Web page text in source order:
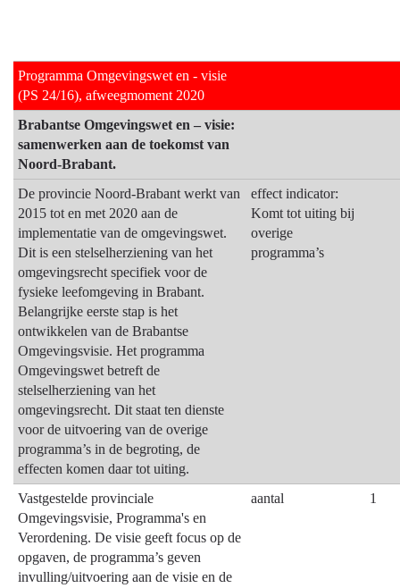
Programma Omgevingswet en - visie
(PS 24/16), afweegmoment 2020
Brabantse Omgevingswet en – visie:
samenwerken aan de toekomst van
Noord-Brabant.
De provincie Noord-Brabant werkt van
2015 tot en met 2020 aan de
implementatie van de omgevingswet.
Dit is een stelselherziening van het
omgevingsrecht specifiek voor de
fysieke leefomgeving in Brabant.
Belangrijke eerste stap is het
ontwikkelen van de Brabantse
Omgevingsvisie. Het programma
Omgevingswet betreft de
stelselherziening van het
omgevingsrecht. Dit staat ten dienste
voor de uitvoering van de overige
programma’s in de begroting, de
effecten komen daar tot uiting.
effect indicator:
Komt tot uiting bij
overige
programma’s
Vastgestelde provinciale
Omgevingsvisie, Programma's en
Verordening. De visie geeft focus op de
opgaven, de programma’s geven
invulling/uitvoering aan de visie en de
aantal 1